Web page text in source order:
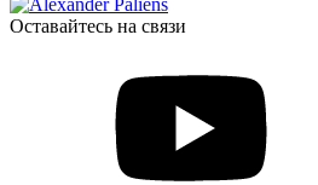
Оставайтесь на связи